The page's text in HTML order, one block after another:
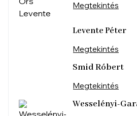
Megtekintés
Levente Péter
Megtekintés
Smid Róbert
Megtekintés
Wesselényi-